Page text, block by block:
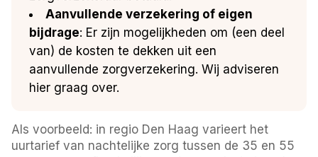
Aanvullende verzekering of eigen
bijdrage: Er zijn mogelijkheden om (een deel
van) de kosten te dekken uit een
aanvullende zorgverzekering. Wij adviseren
hier graag over.
Als voorbeeld: in regio Den Haag varieert het
uurtarief van nachtelijke zorg tussen de 35 en 55